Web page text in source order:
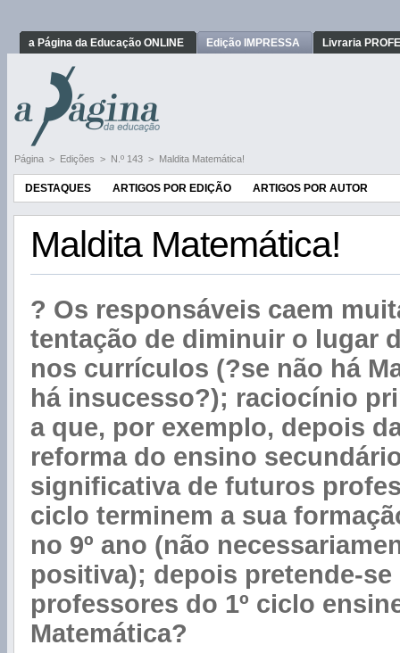
a Página da Educação ONLINE Edição IMPRESSA Livraria
Página > Edições > N.º 143 > Maldita Matemática!
DESTAQUES ARTIGOS POR EDIÇÃO ARTIGOS POR AUTOR
Maldita Matemática!
? Os responsáveis caem
tentação de diminuir o lugar
nos currículos (?se não há
há insucesso?); raciocínio
a que, por exemplo, depois
reforma do ensino
significativa de futuros
ciclo terminem a sua
no 9º ano (não
positiva); depois pretende-se
professores do 1º ciclo
Matemática?